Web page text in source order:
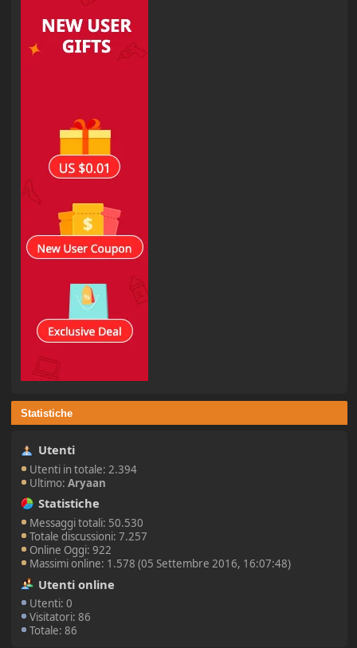
Statistiche
Utenti
Utenti in totale: 2.394
Ultimo:Aryaan
Statistiche
Messaggi totali: 50.530
Totale discussioni: 7.257
Online Oggi: 922
Massimi online: 1.578 (05 Settembre 2016, 16:07:48)
Utenti online
Utenti: 0
Visitatori: 86
Totale: 86